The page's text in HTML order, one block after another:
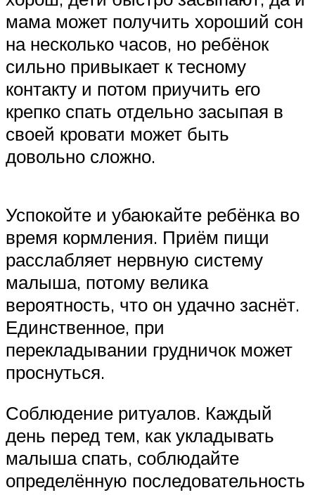
мама может получить хороший сон
на несколько часов, но ребёнок
сильно привыкает к тесному
контакту и потом приучить его
крепко спать отдельно засыпая в
своей кровати может быть
довольно сложно.
Успокойте и убаюкайте ребёнка во
время кормления. Приём пищи
расслабляет нервную систему
малыша, потому велика
вероятность, что он удачно заснёт.
Единственное, при
перекладывании грудничок может
проснуться.
Соблюдение ритуалов. Каждый
день перед тем, как укладывать
малыша спать, соблюдайте
определённую последовательность